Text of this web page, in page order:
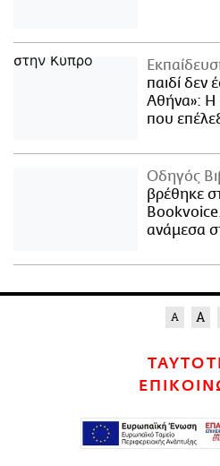
παιδί δεν
Αθήνα»: Η
που
Οδηγός
βρέθηκε
ανάμεσα